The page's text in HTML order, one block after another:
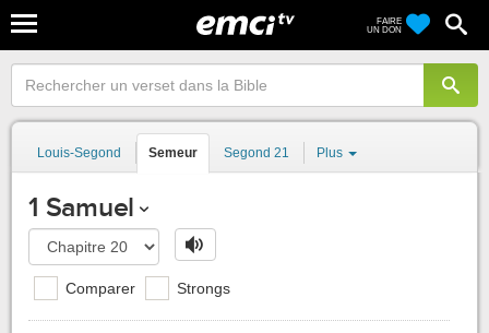
FAIRE
UN DON
Louis-Segond Semeur Segond 21 Plus
1 Samuel
Comparer Strongs